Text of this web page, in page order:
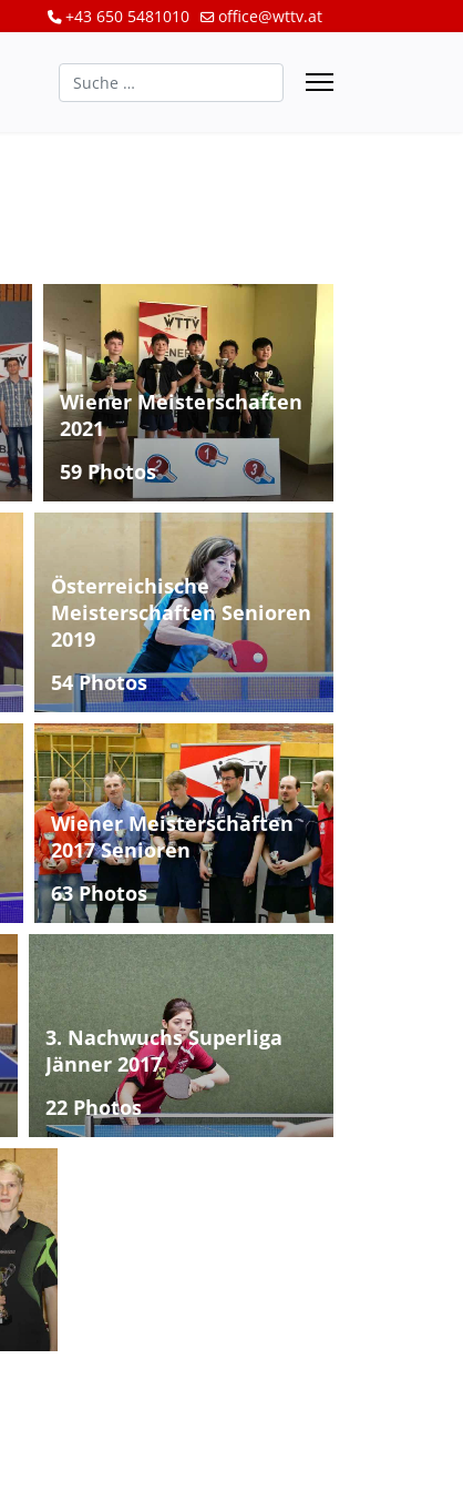
+43 650 5481010 office@wttv.at
Suchen
Wiener Meisterschaften
2021
59 Photos
Österreichische
Meisterschaften Senioren
2019
54 Photos
Wiener Meisterschaften
2017 Senioren
63 Photos
3. Nachwuchs Superliga
Jänner 2017
22 Photos